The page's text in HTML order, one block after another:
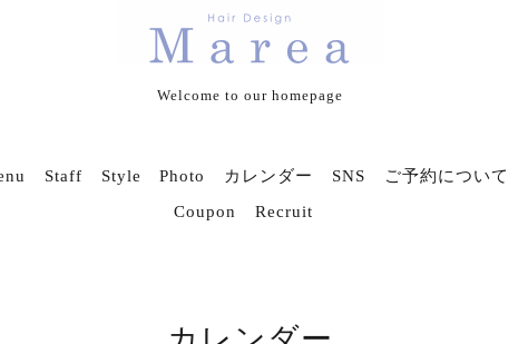
Welcome to our homepage
Staff Style Photo カレンダー SNS ご予約について
Coupon
Recruit